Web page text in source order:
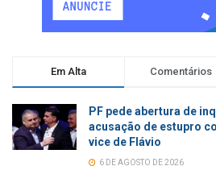
Em Alta Comentários
PF pede abertura de
acusação de estupro
vice de Flávio
6 DE AGOSTO DE 2026